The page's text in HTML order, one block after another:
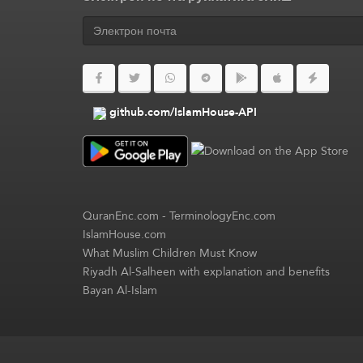
github.com/IslamHouse-API
QuranEnc.com-TerminologyEnc.com
IslamHouse.com
What Muslim Children Must Know
Riyadh Al-Salheen with explanation and benefits
Bayan Al-Islam